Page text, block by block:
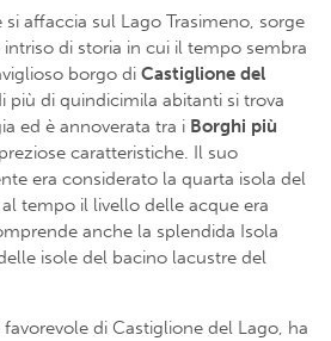
affaccia sul Lago Trasimeno, sorge
di storia in cui il tempo sembra
borgo di Castiglione del
più di quindicimila abitanti si trova
ed è annoverata tra i Borghi più
caratteristiche. Il suo
era considerato la quarta isola del
tempo il livello delle acque era
anche la splendida Isola
isole del bacino lacustre del
di Castiglione del Lago, ha